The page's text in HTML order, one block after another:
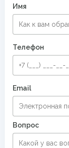
Имя
Телефон
Email
Вопрос